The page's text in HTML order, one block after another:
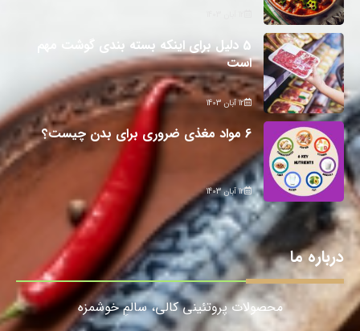
5 دلیل برای اینکه بسته بندی گوشت مهم
است
12 آبان 1403
6 مواد مغذی ضروری برای بدن چیست؟
12 آبان 1403
درباره ما
محصولات پروتئینی کالی، سالمِ خوشمزه